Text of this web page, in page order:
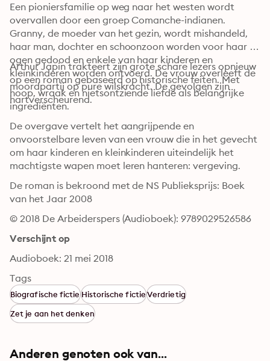
Een pioniersfamilie op weg naar het westen wordt
overvallen door een groep Comanche-indianen.
Granny, de moeder van het gezin, wordt mishandeld,
haar man, dochter en schoonzoon worden voor haar
ogen gedood en enkele van haar kinderen en
kleinkinderen worden ontvoerd. De vrouw overleeft de
moordpartij op pure wilskracht. De gevolgen zijn
hartverscheurend.
Arthur Japin trakteert zijn grote schare lezers opnieuw
op een roman gebaseerd op historische feiten. Met
hoop, wraak en nietsontziende liefde als belangrijke
ingrediënten.
De overgave vertelt het aangrijpende en
onvoorstelbare leven van een vrouw die in het gevecht
om haar kinderen en kleinkinderen uiteindelijk het
machtigste wapen moet leren hanteren: vergeving.
De roman is bekroond met de NS Publieksprijs: Boek
van het Jaar 2008
© 2018 De Arbeiderspers (Audioboek): 9789029526586
Verschijnt op
Audioboek: 21 mei 2018
Tags
Biografische fictieHistorische fictieVerdrietig
Zet je aan het denken
Anderen genoten ook van...